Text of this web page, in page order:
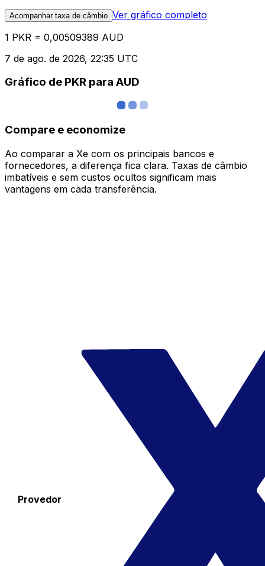
Acompanhar taxa de câmbio Ver gráfico completo
1 PKR = 0,00509389 AUD
7 de ago. de 2026, 22:35 UTC
Gráfico de PKR para AUD
Compare e economize
Ao comparar a Xe com os principais bancos e
fornecedores, a diferença fica clara. Taxas de câmbio
imbatíveis e sem custos ocultos significam mais
vantagens em cada transferência.
Provedor